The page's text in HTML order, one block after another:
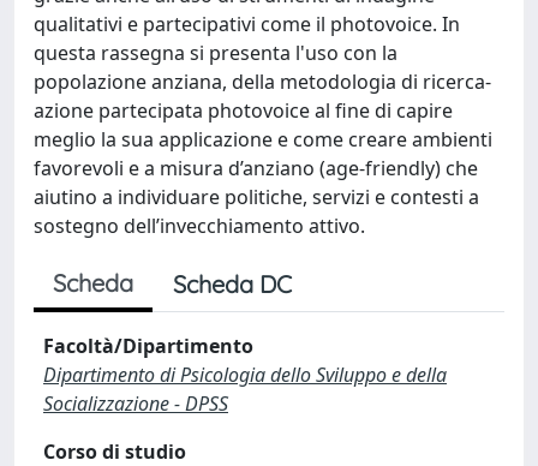
qualitativi e partecipativi come il photovoice. In
questa rassegna si presenta l'uso con la
popolazione anziana, della metodologia di ricerca-
azione partecipata photovoice al fine di capire
meglio la sua applicazione e come creare ambienti
favorevoli e a misura d’anziano (age-friendly) che
aiutino a individuare politiche, servizi e contesti a
sostegno dell’invecchiamento attivo.
Scheda Scheda DC
Facoltà/Dipartimento
Dipartimento di Psicologia dello Sviluppo e della
Socializzazione - DPSS
Corso di studio